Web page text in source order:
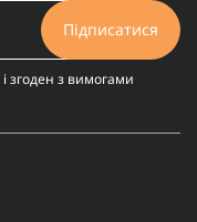
Підписатися
і згоден з вимогами